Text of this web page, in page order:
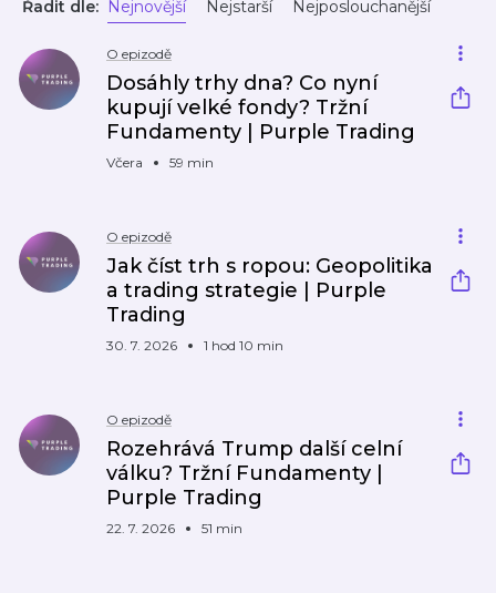
Řadit dle: Nejnovější Nejstarší Nejposlouchanější
O epizodě
Dosáhly trhy dna? Co nyní
kupují velké fondy? Tržní
Fundamenty | Purple Trading
Včera 59 min
O epizodě
Jak číst trh s ropou: Geopolitika
a trading strategie | Purple
Trading
30. 7. 2026 1 hod 10 min
O epizodě
Rozehrává Trump další celní
válku? Tržní Fundamenty |
Purple Trading
22. 7. 2026 51 min